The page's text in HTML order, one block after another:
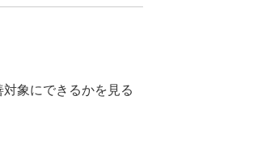
象にできるかを見る